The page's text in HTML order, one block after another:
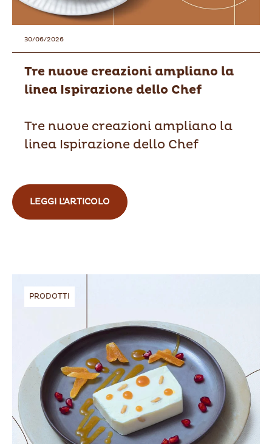
30/06/2026
Tre nuove creazioni ampliano la
linea Ispirazione dello Chef
Tre nuove creazioni ampliano la
linea Ispirazione dello Chef
LEGGI L'ARTICOLO
PRODOTTI